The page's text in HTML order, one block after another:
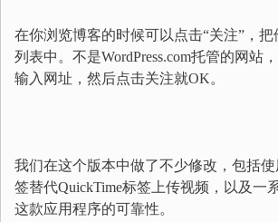
在你浏览博客的时候可以点击“关注”，
列表中。不是WordPress.com托管的网站
输入网址，然后点击关注就OK。
我们在这个版本中做了不少修改，包括
签替代QuickTime标签上传视频，以及一
这款应用程序的可靠性。